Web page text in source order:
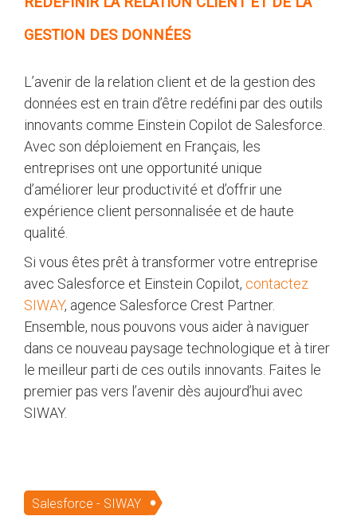
GESTION DES DONNÉES
L’avenir de la relation client et de la gestion des
données est en train d’être redéfini par des outils
innovants comme Einstein Copilot de Salesforce.
Avec son déploiement en Français, les
entreprises ont une opportunité unique
d’améliorer leur productivité et d’offrir une
expérience client personnalisée et de haute
qualité.
Si vous êtes prêt à transformer votre entreprise
avec Salesforce et Einstein Copilot, contactez
SIWAY, agence Salesforce Crest Partner.
Ensemble, nous pouvons vous aider à naviguer
dans ce nouveau paysage technologique et à tirer
le meilleur parti de ces outils innovants. Faites le
premier pas vers l’avenir dès aujourd’hui avec
SIWAY.
Salesforce - SIWAY